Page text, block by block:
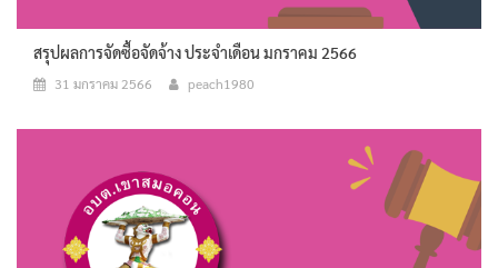
สรุปผลการจัดซื้อจัดจ้าง ประจำเดือน มกราคม 2566
31 มกราคม 2566 peach1980